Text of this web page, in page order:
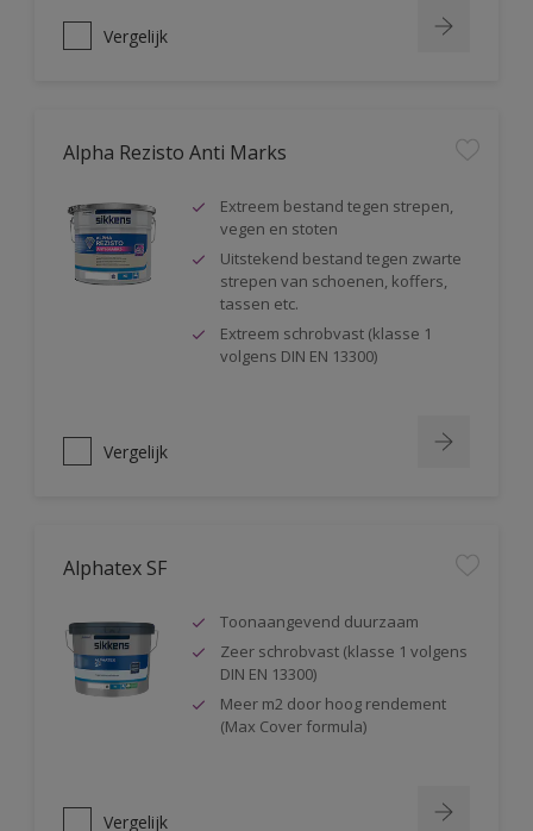
Vergelijk
Alpha Rezisto Anti Marks
Extreem bestand tegen strepen,
vegen en stoten
Uitstekend bestand tegen zwarte
strepen van schoenen, koffers,
tassen etc.
Extreem schrobvast (klasse 1
volgens DIN EN 13300)
Vergelijk
Alphatex SF
Toonaangevend duurzaam
Zeer schrobvast (klasse 1 volgens
DIN EN 13300)
Meer m2 door hoog rendement
(Max Cover formula)
Vergelijk